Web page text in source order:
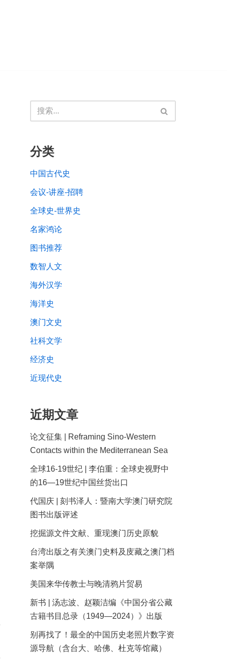
分类
中国古代史
会议-讲座-招聘
全球史-世界史
名家鸿论
图书推荐
数智人文
海外汉学
海洋史
澳门文史
社科文学
经济史
近现代史
近期文章
论文征集 | Reframing Sino-Western
Contacts within the Mediterranean Sea
全球16-19世纪 | 李伯重：全球史视野中
的16—19世纪中国丝货出口
代国庆 | 刻书泽人：暨南大学澳门研究院
图书出版评述
挖掘源文件文献、重现澳门历史原貌
台湾出版之有关澳门史料及庋藏之澳门档
案举隅
美国来华传教士与晚清鸦片贸易
新书 | 汤志波、赵颖洁编《中国分省公藏
古籍书目总录（1949—2024）》出版
别再找了！最全的中国历史老照片数字资
源导航（含台大、哈佛、杜克等馆藏）